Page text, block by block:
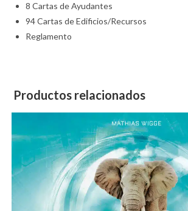
8 Cartas de Ayudantes
94 Cartas de Edificios/Recursos
Reglamento
Productos relacionados